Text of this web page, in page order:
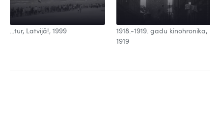
...tur, Latvijā!, 1999
1918.-1919. gadu kinohronika,
1919